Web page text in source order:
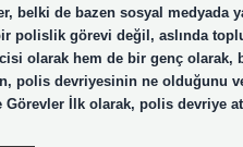
belki de bazen sosyal medyada
polislik görevi değil, aslında
olarak hem de bir genç olarak,
polis devriyesinin ne olduğunu
Görevler İlk olarak, polis devriye